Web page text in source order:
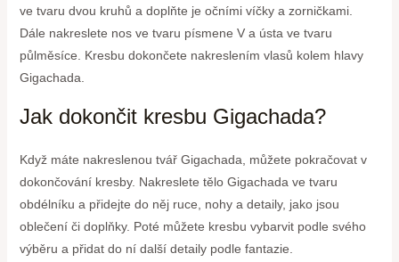
ve tvaru dvou kruhů a doplňte je očními víčky a zorničkami.
Dále nakreslete nos ve tvaru písmene V a ústa ve tvaru
půlměsíce. Kresbu dokončete nakreslením vlasů kolem hlavy
Gigachada.
Jak dokončit kresbu Gigachada?
Když máte nakreslenou tvář Gigachada, můžete pokračovat v
dokončování kresby. Nakreslete tělo Gigachada ve tvaru
obdélníku a přidejte do něj ruce, nohy a detaily, jako jsou
oblečení či doplňky. Poté můžete kresbu vybarvit podle svého
výběru a přidat do ní další detaily podle fantazie.